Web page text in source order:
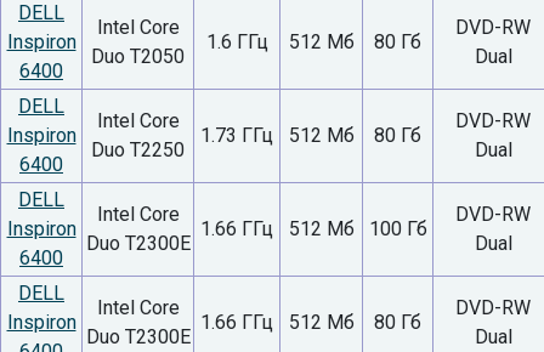
DELL
Inspiron
6400
Intel Core
Duo T2050
1.6 ГГц 512 Мб 80 Гб
DVD-RW
Dual
DELL
Inspiron
6400
Intel Core
Duo T2250
1.73 ГГц 512 Мб 80 Гб
DVD-RW
Dual
DELL
Inspiron
6400
Intel Core
Duo T2300E
1.66 ГГц 512 Мб 100 Гб
DVD-RW
Dual
DELL
Inspiron
Intel Core
Duo T2300E
1.66 ГГц 512 Мб 80 Гб
DVD-RW
Dual